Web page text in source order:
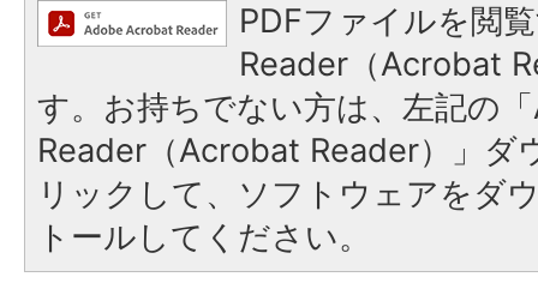
PDFファイルを閲
Reader（Acrobat
す。お持ちでない方は、左記の
Reader（Acrobat Reader）」ダ
リックして、ソフトウェアをダ
トールしてください。